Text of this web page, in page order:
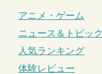
アニメ・ゲーム
ニュース＆トピック
人気ランキング
体験レビュー